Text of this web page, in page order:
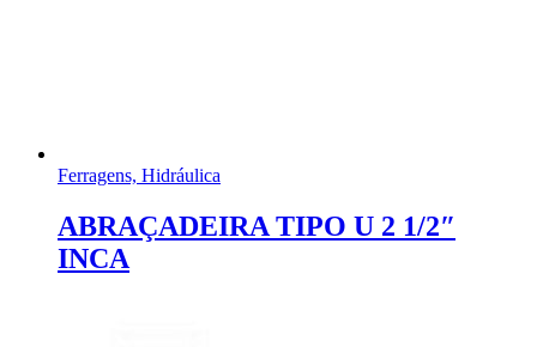
Ferragens, Hidráulica
ABRAÇADEIRA TIPO U 2 1/2″
INCA